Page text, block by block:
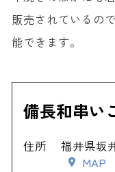
販売されているの
能できます。
備長和串い
住所
福井県坂
MAP